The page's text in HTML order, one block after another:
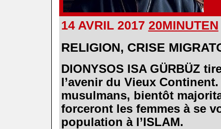
14 AVRIL 2017 20MINUTEN
RELIGION, CRISE
DIONYSOS ISA GÜRBÜZ
l’avenir du Vieux
musulmans, bientôt
forceront les femmes à se
population à l’ISLAM.